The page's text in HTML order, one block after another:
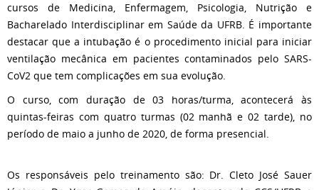
cursos de Medicina, Enfermagem, Psicologia, Nutrição e
Bacharelado Interdisciplinar em Saúde da UFRB. É importante
destacar que a intubação é o procedimento inicial para iniciar
ventilação mecânica em pacientes contaminados pelo SARS-
CoV2 que tem complicações em sua evolução.
O curso, com duração de 03 horas/turma, acontecerá às
quintas-feiras com quatro turmas (02 manhã e 02 tarde), no
período de maio a junho de 2020, de forma presencial.
Os responsáveis pelo treinamento são: Dr. Cleto José Sauer